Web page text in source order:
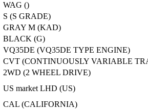
WAG ()
S (S GRADE)
GRAY M (KAD)
BLACK (G)
VQ35DE (VQ35DE TYPE ENGINE)
CVT (CONTINUOUSLY VARIABLE
2WD (2 WHEEL DRIVE)
US market LHD (US)
CAL (CALIFORNIA)